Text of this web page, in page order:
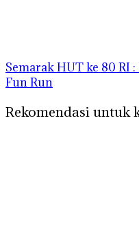
Semarak HUT ke 80 RI
Fun Run
Rekomendasi untuk